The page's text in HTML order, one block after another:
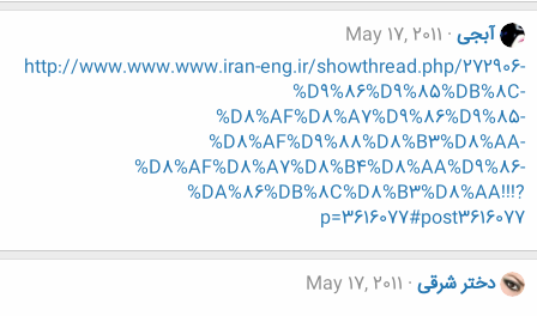
آبجی May 17, 2011
http://www.www.www.iran-eng.ir/showthread.php/272906-
%D9%86%D9%85%DB%8C-
%D8%AF%D8%A7%D9%86%D9%85-
%D8%AF%D9%88%D8%B3%D8%AA-
%D8%AF%D8%A7%D8%B4%D8%AA%D9%86-
%DA%86%DB%8C%D8%B3%D8%AA!!!?
p=3616077#post3616077
دختر شرقی May 17, 2011